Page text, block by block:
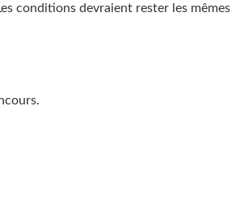
conditions devraient rester les mêmes